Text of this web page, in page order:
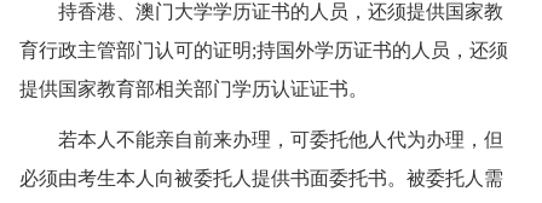
持香港、澳门大学学历证书的人员，还须提供国家教
育行政主管部门认可的证明;持国外学历证书的人员，还须
提供国家教育部相关部门学历认证证书。
若本人不能亲自前来办理，可委托他人代为办理，但
必须由考生本人向被委托人提供书面委托书。被委托人需